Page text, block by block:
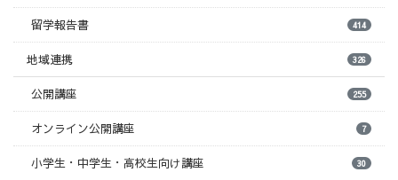
留学報告書 414
地域連携 326
公開講座 255
オンライン公開講座 7
小学生・中学生・高校生向け講座 30